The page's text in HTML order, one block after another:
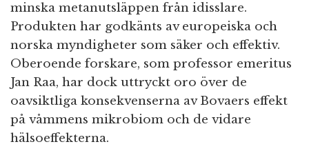
minska metanutsläppen från idisslare.
Produkten har godkänts av europeiska och
norska myndigheter som säker och effektiv.
Oberoende forskare, som professor emeritus
Jan Raa, har dock uttryckt oro över de
oavsiktliga konsekvenserna av Bovaers effekt
på våmmens mikrobiom och de vidare
hälsoeffekterna.